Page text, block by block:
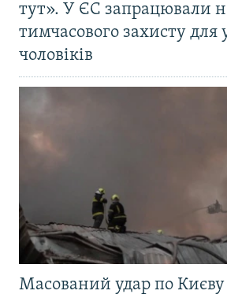
тут». У ЄС запрацювали
тимчасового захисту для
чоловіків
Масований удар по Києву